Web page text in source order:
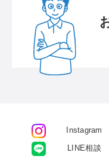
Instagram
LINE相談